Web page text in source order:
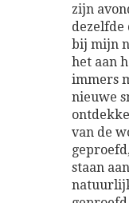
zijn
dezelfde
bij mijn
het aan
immers
nieuwe
van de
staan